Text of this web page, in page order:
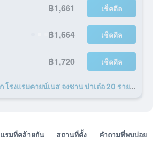
฿1,661 เช็คดีล
฿1,664 เช็คดีล
฿1,720 เช็คดีล
ข้อเสนอเพิ่มเติมจาก โรงแรมคายน์เนส จงซาน ปาเต๋อ 20 รายการ
รมที่คล้ายกัน สถานที่ตั้ง คำถามที่พบบ่อย